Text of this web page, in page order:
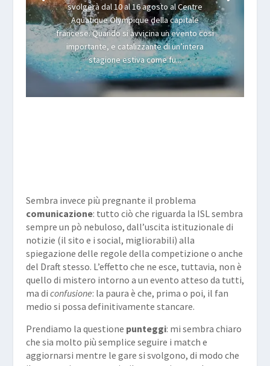
svolgerà dal 10 al 16 agosto al Centre
Aquatique Olympique della capitale
francese. Quando si avvicina un evento così
importante, e catalizzante di un’intera
stagione estiva come fu...
Sembra invece più pregnante il problema
comunicazione: tutto ciò che riguarda la ISL sembra
sempre un pò nebuloso, dall’uscita istituzionale di
notizie (il sito e i social, migliorabili) alla
spiegazione delle regole della competizione o anche
del Draft stesso. L’effetto che ne esce, tuttavia, non è
quello di mistero intorno a un evento atteso da tutti,
ma di confusione: la paura è che, prima o poi, il fan
medio si possa definitivamente stancare.
Prendiamo la questione punteggi: mi sembra chiaro
che sia molto più semplice seguire i match e
aggiornarsi mentre le gare si svolgono, di modo che